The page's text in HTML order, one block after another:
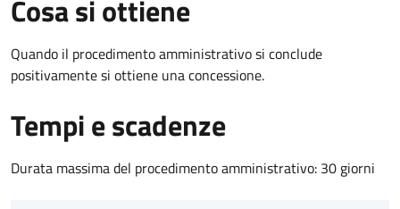
Cosa si ottiene
Quando il procedimento amministrativo si conclude
positivamente si ottiene una concessione.
Tempi e scadenze
Durata massima del procedimento amministrativo: 30 giorni